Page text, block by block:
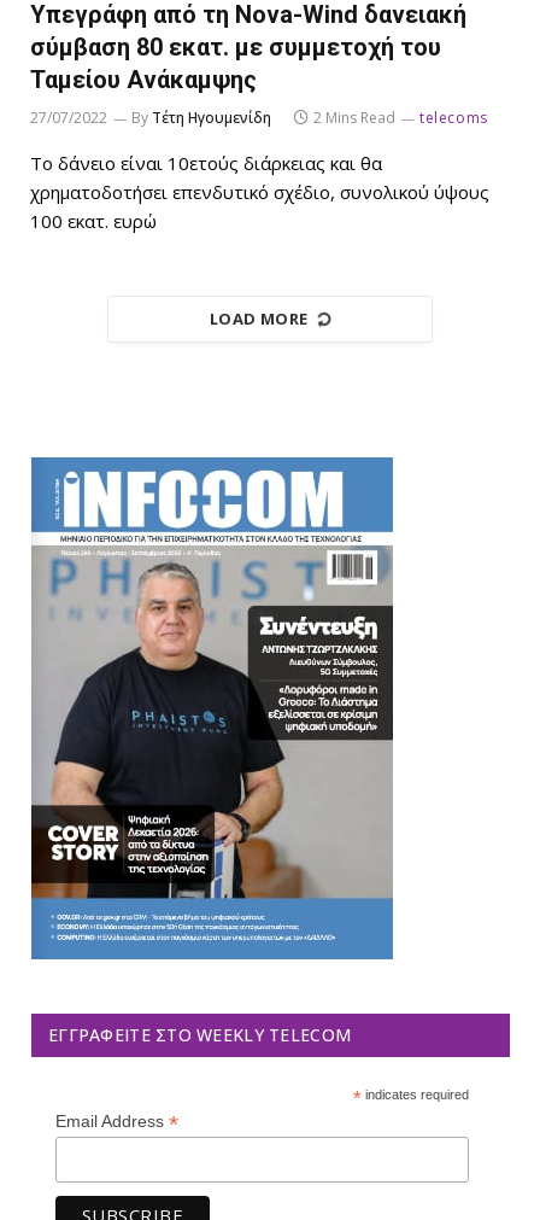
Υπεγράφη από τη Nova-Wind δανειακή
σύμβαση 80 εκατ. με συμμετοχή του
Ταμείου Ανάκαμψης
27/07/2022 By Τέτη Ηγουμενίδη 2 Mins Read telecoms
Το δάνειο είναι 10ετούς διάρκειας και θα
χρηματοδοτήσει επενδυτικό σχέδιο, συνολικού ύψους
100 εκατ. ευρώ
LOAD MORE
ΕΓΓΡΑΦΕΊΤΕ ΣΤΟ WEEKLY TELECOM
*indicates required
Email Address *